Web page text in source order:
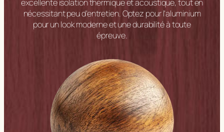
excellente isolation thermique et acoustique, tout en
nécessitant peu d’entretien. Optez pour l’aluminium
pour un look moderne et une durabilité à toute
épreuve.